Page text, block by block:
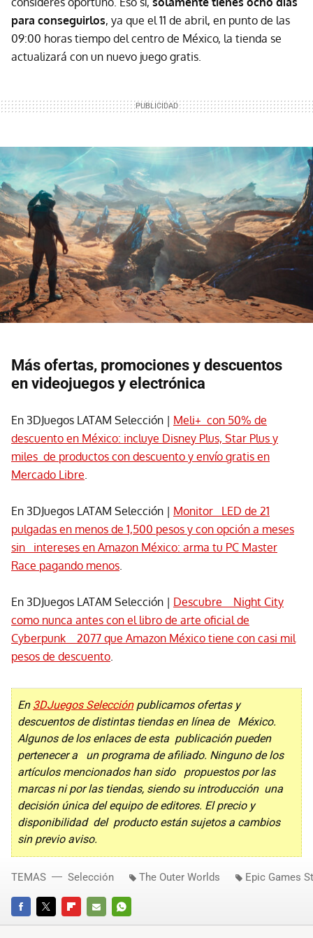
para conseguirlos, ya que el 11 de abril, en punto de las
09:00 horas tiempo del centro de México, la tienda se
actualizará con un nuevo juego gratis.
Más ofertas, promociones y descuentos
en videojuegos y electrónica
En 3DJuegos LATAM Selección | Meli+ con 50% de
descuento en México: incluye Disney Plus, Star Plus y
miles de productos con descuento y envío gratis en
Mercado Libre.
En 3DJuegos LATAM Selección | Monitor LED de 21
pulgadas en menos de 1,500 pesos y con opción a meses
sin intereses en Amazon México: arma tu PC Master
Race pagando menos.
En 3DJuegos LATAM Selección | Descubre Night City
como nunca antes con el libro de arte oficial de
Cyberpunk 2077 que Amazon México tiene con casi mil
pesos de descuento.
En 3DJuegos Selecciónpublicamos ofertas y
descuentos de distintas tiendas en línea de México.
Algunos de los enlaces de esta publicación pueden
pertenecer a un programa de afiliado. Ninguno de los
artículos mencionados han sido propuestos por las
marcas ni por las tiendas, siendo su introducción una
decisión única del equipo de editores. El precio y
disponibilidad del producto están sujetos a cambios
sin previo aviso.
FACEBOOKTWITTERFLIPBOARD
E-
WHATSAPP
TEMAS Selección The Outer Worlds Epic Games